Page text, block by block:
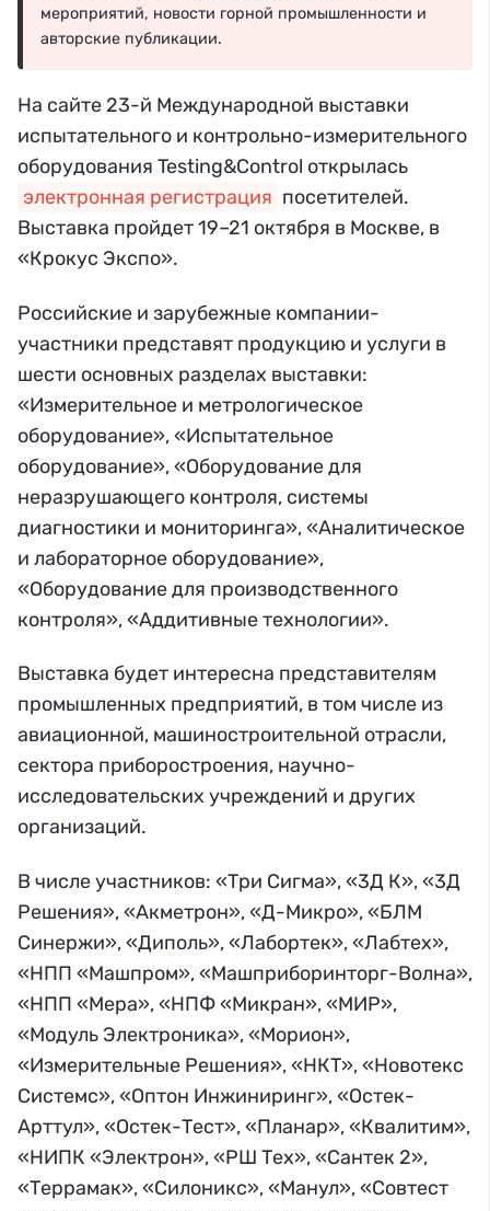
мероприятий, новости горной промышленности и
авторские публикации.
На сайте 23-й Международной выставки
испытательного и контрольно-измерительного
оборудования Testing&Control открылась
электронная регистрация посетителей.
Выставка пройдет 19–21 октября в Москве, в
«Крокус Экспо».
Российские и зарубежные компании-
участники представят продукцию и услуги в
шести основных разделах выставки:
«Измерительное и метрологическое
оборудование», «Испытательное
оборудование», «Оборудование для
неразрушающего контроля, системы
диагностики и мониторинга», «Аналитическое
и лабораторное оборудование»,
«Оборудование для производственного
контроля», «Аддитивные технологии».
Выставка будет интересна представителям
промышленных предприятий, в том числе из
авиационной, машиностроительной отрасли,
сектора приборостроения, научно-
исследовательских учреждений и других
организаций.
В числе участников: «Три Сигма», «3Д К», «3Д
Решения», «Акметрон», «Д-Микро», «БЛМ
Синержи», «Диполь», «Лабортек», «Лабтех»,
«НПП «Машпром», «Машприборинторг-Волна»,
«НПП «Мера», «НПФ «Микран», «МИР»,
«Модуль Электроника», «Морион»,
«Измерительные Решения», «НКТ», «Новотекс
Системс», «Оптон Инжиниринг», «Остек-
Арттул», «Остек-Тест», «Планар», «Квалитим»,
«НИПК «Электрон», «РШ Тех», «Сантек 2»,
«Террамак», «Силоникс», «Манул», «Совтест